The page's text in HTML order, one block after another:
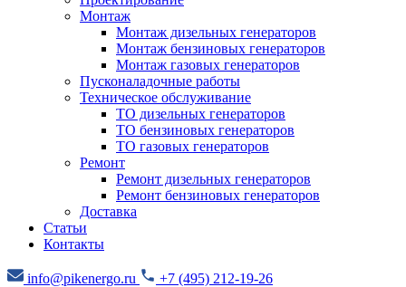
Монтаж
Монтаж дизельных генераторов
Монтаж бензиновых генераторов
Монтаж газовых генераторов
Пусконаладочные работы
Техническое обслуживание
ТО дизельных генераторов
ТО бензиновых генераторов
ТО газовых генераторов
Ремонт
Ремонт дизельных генераторов
Ремонт бензиновых генераторов
Доставка
Статьи
Контакты
info@pikenergo.ru +7 (495) 212-19-26